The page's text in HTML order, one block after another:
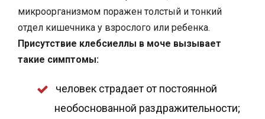
микроорганизмом поражен толстый и тонкий
отдел кишечника у взрослого или ребенка.
Присутствие клебсиеллы в моче вызывает
такие симптомы:
человек страдает от постоянной
необоснованной раздражительности;